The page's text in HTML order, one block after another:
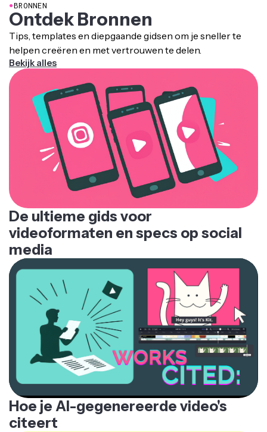
●BRONNEN
Ontdek Bronnen
Tips, templates en diepgaande gidsen om je sneller te
helpen creëren en met vertrouwen te delen.
Bekijk alles
De ultieme gids voor
videoformaten en specs op social
media
Hoe je AI-gegenereerde video's
citeert